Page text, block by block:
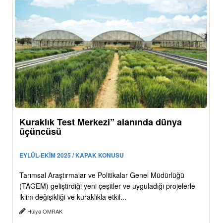
Kuraklık Test Merkezi” alanında dünya
üçüncüsü
EYLÜL-EKİM 2025 / KAPAK KONUSU
Tarımsal Araştırmalar ve Politikalar Genel Müdürlüğü
(TAGEM) geliştirdiği yeni çeşitler ve uyguladığı projelerle
iklim değişikliği ve kuraklıkla etkil...
Hülya OMRAK